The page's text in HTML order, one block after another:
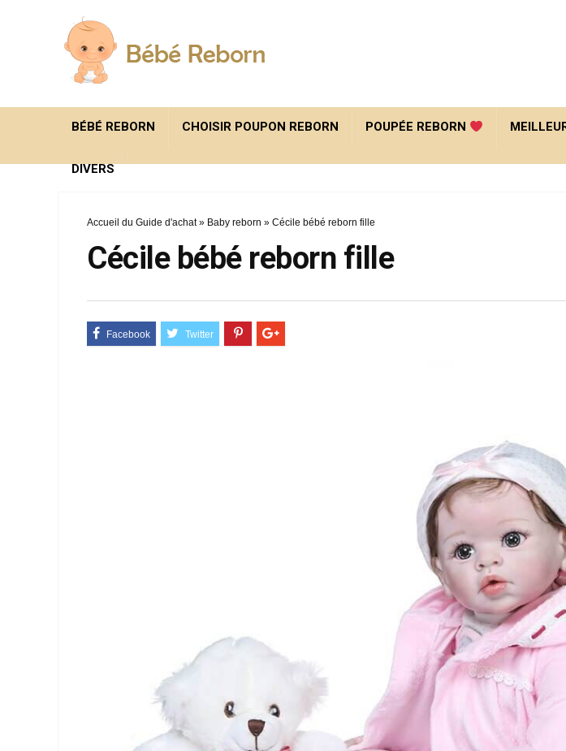
BÉBÉ REBORN CHOISIR POUPON REBORN POUPÉE REBORN
DIVERS
Accueil du Guide d'achat» Baby reborn » Cécile bébé reborn fille
Cécile bébé reborn fille
BÉBÉ
Le bébé reborn fille
ne peut pas résister !